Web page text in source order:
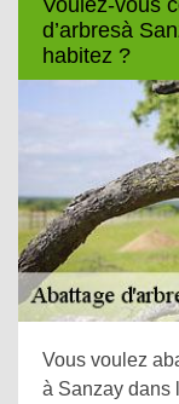
d’arbresà
habitez ?
Vous voulez
à Sanzay dans